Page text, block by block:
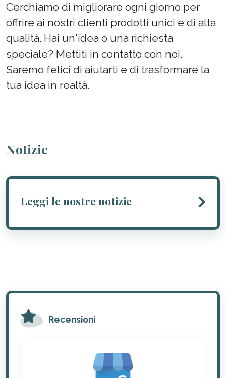
Cerchiamo di migliorare ogni giorno per
offrire ai nostri clienti prodotti unici e di alta
qualità. Hai un'idea o una richiesta
speciale? Mettiti in contatto con noi.
Saremo felici di aiutarti e di trasformare la
tua idea in realtà.
Notizie
Leggi le nostre notizie
Recensioni